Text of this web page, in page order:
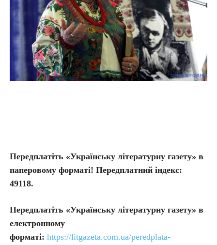
Передплатіть «Українську літературну газету» в
паперовому форматі! Передплатний індекс:
49118.
Передплатіть «Українську літературну газету» в
електронному
форматі: https://litgazeta.com.ua/peredplata-